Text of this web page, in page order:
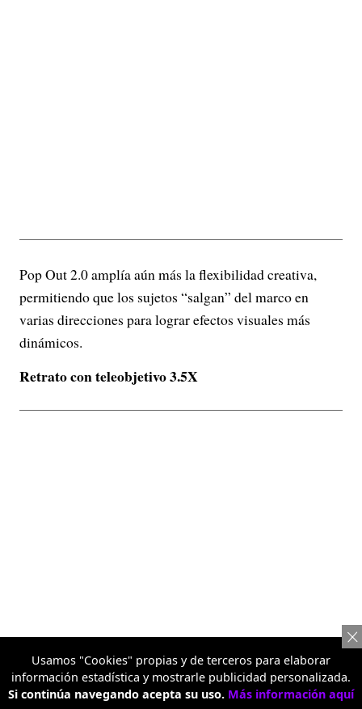
Pop Out 2.0 amplía aún más la flexibilidad creativa,
permitiendo que los sujetos “salgan” del marco en
varias direcciones para lograr efectos visuales más
dinámicos.
Retrato con teleobjetivo 3.5X
Usamos "Cookies" propias y de terceros para elaborar
información estadística y mostrarle publicidad personalizada.
Si continúa navegando acepta su uso. Más información aquí